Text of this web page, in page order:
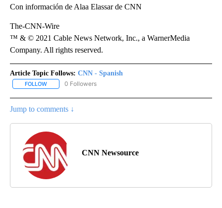
Con información de Alaa Elassar de CNN
The-CNN-Wire
™ & © 2021 Cable News Network, Inc., a WarnerMedia
Company. All rights reserved.
Article Topic Follows: CNN - Spanish
FOLLOW FOLLOW "CNN - SPANISH" TO RECEIVE NOTIFICATIONS ABOUT
0 Followers
Jump to comments ↓
CNN Newsource